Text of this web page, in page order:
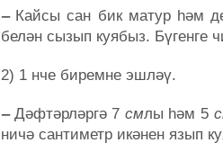
‒Кайсы сан бик матур һәм
белән сызып куябыз. Бүгенге
2) 1 нче биремне эшләү.
‒Дәфтәрләргә 7 смлы һәм 5
ничә сантиметр икәнен язып